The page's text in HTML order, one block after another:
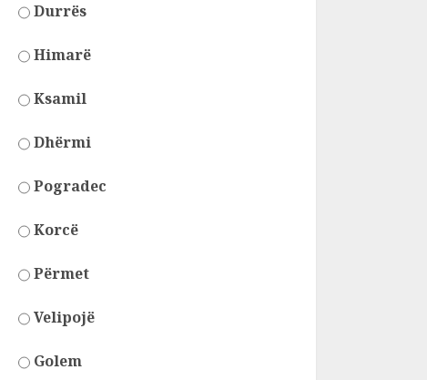
Durrës
Himarë
Ksamil
Dhërmi
Pogradec
Korcë
Përmet
Velipojë
Golem